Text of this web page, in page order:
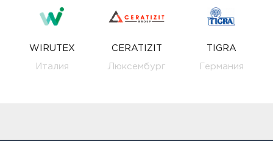
WIRUTEX
Италия
CERATIZIT
Люксембург
TIGRA
Германия